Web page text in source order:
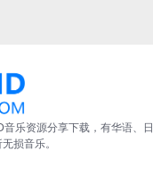
乐资源分享下载，有华语、日
损音乐。